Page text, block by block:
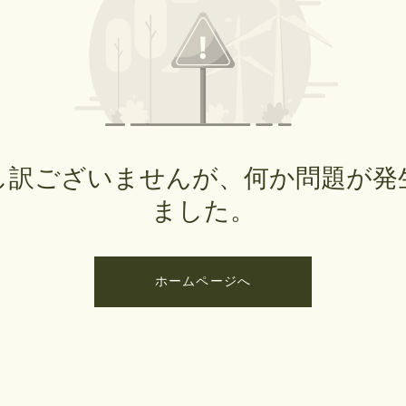
訳ございませんが、何か問題が発
ました。
ホームページへ